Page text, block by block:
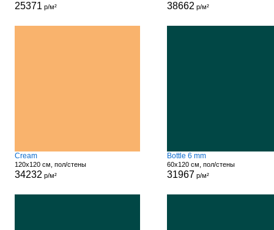
25371 р/м² 38662 р/м²
Cream
120x120 см, пол/стены
34232 р/м²
Bottle 6 mm
60x120 см, пол/стены
31967 р/м²